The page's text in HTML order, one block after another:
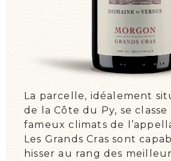
La parcelle, idéalement
de la Côte du Py, se
fameux climats de
Les Grands Cras sont
hisser au rang des